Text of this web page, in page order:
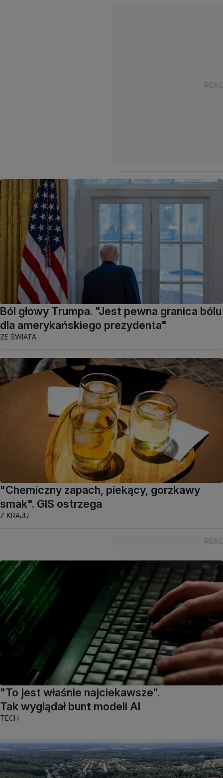
Ból głowy Trumpa. "Jest pewna granica bólu
dla amerykańskiego prezydenta"
ZE ŚWIATA
"Chemiczny zapach, piekący, gorzkawy
smak". GIS ostrzega
Z KRAJU
"To jest właśnie najciekawsze".
Tak wyglądał bunt modeli AI
TECH